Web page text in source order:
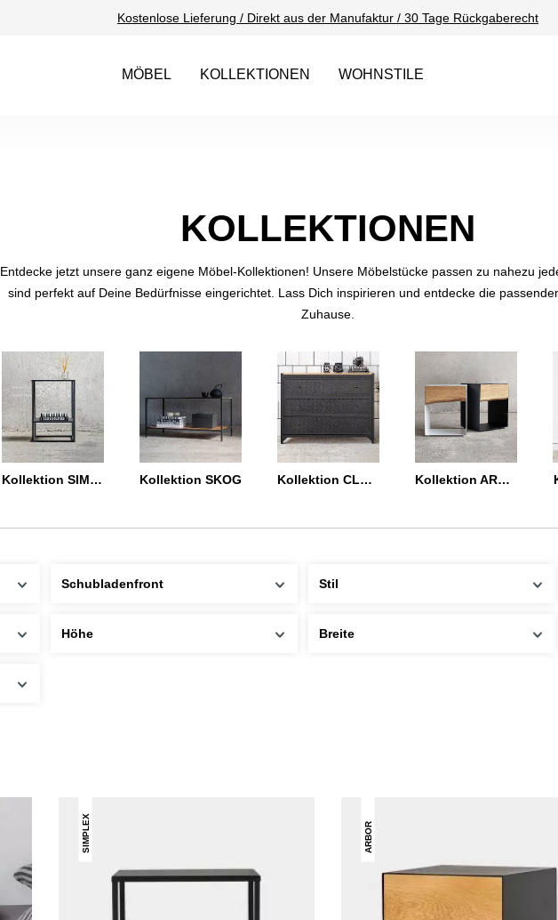
Kostenlose Lieferung / Direkt aus der Manufaktur / 30 Tage Rückgaberecht
MÖBEL KOLLEKTIONEN WOHNSTILE
KOLLEKTIONEN
Entdecke jetzt unsere ganz eigene Möbel-Kollektionen! Unsere Möbelstücke passen zu nahezu
sind perfekt auf Deine Bedürfnisse eingerichtet. Lass Dich inspirieren und entdecke die
Zuhause.
Kollektion SIMPLEX Kollektion SKOG Kollektion CLOVER Kollektion ARBOR
Breite
Höhe
Schubladenfront Stil
SIMPLEX ARBOR